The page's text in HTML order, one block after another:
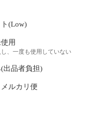
(Low)
用
、一度も使用していない
出品者負担)
ルカリ便